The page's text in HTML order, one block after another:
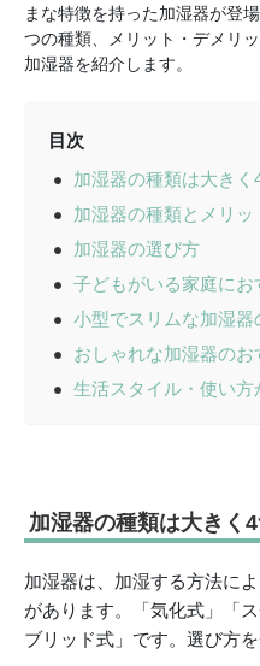
まな特徴を持った加湿器が登
つの種類、メリット・デメリ
加湿器を紹介します。
目次
加湿器の種類は大きく
加湿器の種類とメリッ
加湿器の選び方
子どもがいる家庭にお
小型でスリムな加湿器
おしゃれな加湿器のお
生活スタイル・使い
加湿器の種類は大きく
加湿器は、加湿する方法に
があります。「気化式」「
ブリッド式」です。選び方